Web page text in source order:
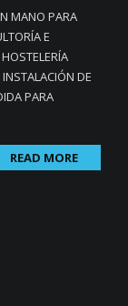
MANO PARA
E
DE
PARA
READ MORE